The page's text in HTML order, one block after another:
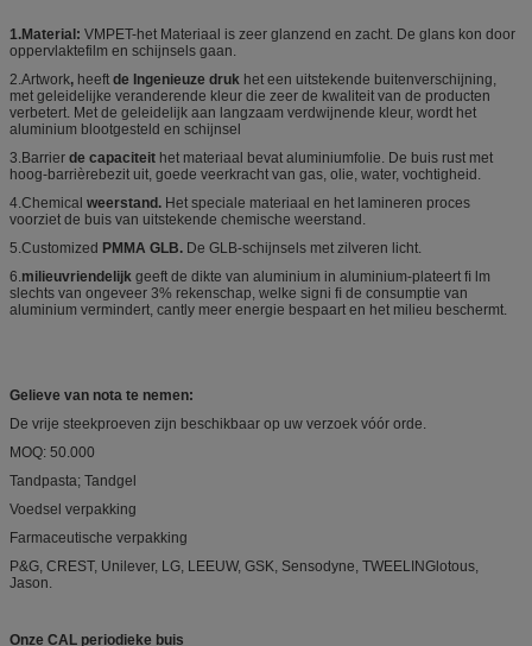
1.Material: VMPET-het Materiaal is zeer glanzend en zacht. De glans kon door
oppervlaktefilm en schijnsels gaan.
2.Artwork, heeft de Ingenieuze druk het een uitstekende buitenverschijning,
met geleidelijke veranderende kleur die zeer de kwaliteit van de producten
verbetert. Met de geleidelijk aan langzaam verdwijnende kleur, wordt het
aluminium blootgesteld en schijnsel
3.Barrier de capaciteit het materiaal bevat aluminiumfolie. De buis rust met
hoog-barrièrebezit uit, goede veerkracht van gas, olie, water, vochtigheid.
4.Chemical weerstand. Het speciale materiaal en het lamineren proces
voorziet de buis van uitstekende chemische weerstand.
5.Customized PMMA GLB. De GLB-schijnsels met zilveren licht.
6.milieuvriendelijk geeft de dikte van aluminium in aluminium-plateert ﬁ lm
slechts van ongeveer 3% rekenschap, welke signi ﬁ de consumptie van
aluminium vermindert, cantly meer energie bespaart en het milieu beschermt.
Gelieve van nota te nemen:
De vrije steekproeven zijn beschikbaar op uw verzoek vóór orde.
MOQ: 50.000
Tandpasta; Tandgel
Voedsel verpakking
Farmaceutische verpakking
P&G, CREST, Unilever, LG, LEEUW, GSK, Sensodyne, TWEELINGlotous,
Jason.
Onze CAL periodieke buis